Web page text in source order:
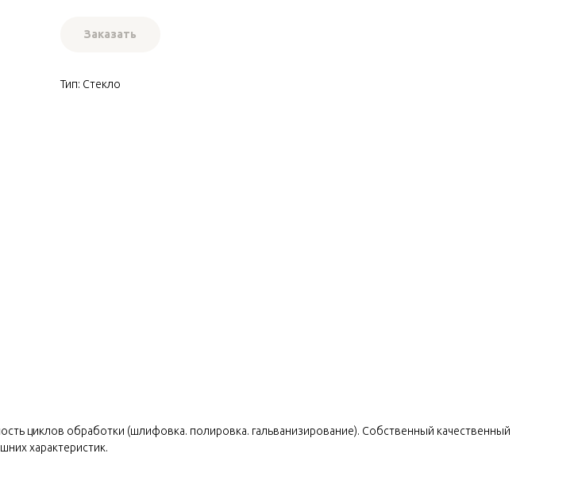
Заказать
Тип: Стекло
циклов обработки (шлифовка. полировка. гальванизирование). Собственный качественный
характеристик.